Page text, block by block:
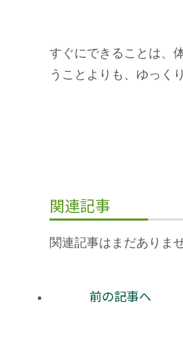
すぐにできることは、
うことよりも、ゆっく
関連記事
関連記事はまだありませ
前の記事へ